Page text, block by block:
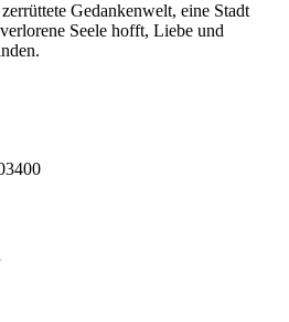
Gedankenwelt, eine Stadt
Seele hofft, Liebe und